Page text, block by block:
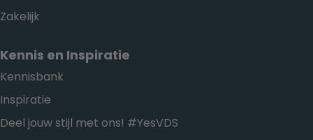
Zakelijk
Kennis en Inspiratie
Kennisbank
Inspiratie
Deel jouw stijl met ons! #YesVDS